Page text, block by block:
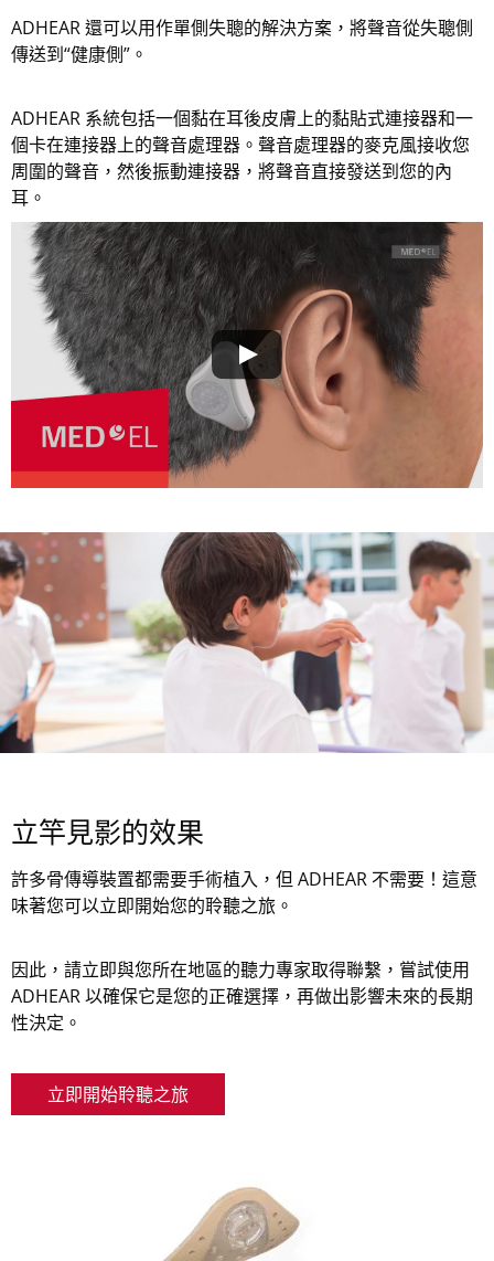
ADHEAR 還可以用作單側失聰的解決方案，將聲音從失聰側
傳送到“健康側”。
ADHEAR 系統包括一個黏在耳後皮膚上的黏貼式連接器和一
個卡在連接器上的聲音處理器。聲音處理器的麥克風接收您
周圍的聲音，然後振動連接器，將聲音直接發送到您的內
耳。
立竿見影的效果
許多骨傳導裝置都需要手術植入，但 ADHEAR 不需要！這意
味著您可以立即開始您的聆聽之旅。
因此，請立即與您所在地區的聽力專家取得聯繫，嘗試使用
ADHEAR 以確保它是您的正確選擇，再做出影響未來的長期
性決定。
立即開始聆聽之旅